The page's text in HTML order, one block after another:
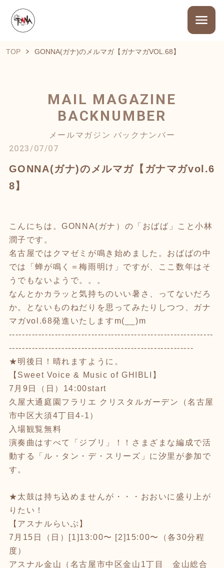
TOP GONNA(ガナ)のメルマガ【ガナマガVOL.68】
MAIL MAGAZINE
BACKNUMBER
メールマガジン バックナンバー
2023/07/07
GONNA(ガナ)のメルマガ【ガナマガvol.6
8】
こんにちは。GONNA(ガナ）の「おばば」こと小林
潤子です。
名古屋ではクマゼミが鳴き始めました。おばばの中
では「蝉が鳴く＝梅雨明け」ですが、ここ数年はそ
うでもないようで。。。
なんとかカラッと気持ちのいい暑さ、ってないだろ
か。とないものねだりを思ってみたりしつつ、ガナ
マガvol.68発進いたしますm(__)m
--------------------------------------------------------------
--------------------------------------------------------
★明後日！晴れますように。
【Sweet Voice & Music of GHIBLI】
7月9日（日）14:00start
久屋大通庭園フラリエ クリスタルガーデン（名古屋
市中区大須4丁目4-1）
入場観覧無料
演奏曲はすべて「ジブリ」！！さまざまな編成で活
動する「ル・タン・デ・スリーズ」に汐里が参加で
す。
★太鼓は持ち込めませんが・・・おおいに盛り上が
りたい！
【アスナルらいぶ】
7月15日（日）[1]13:00〜 [2]15:00〜（各30分程
度）
アスナル金山（名古屋市中区金山1丁目 金山総合